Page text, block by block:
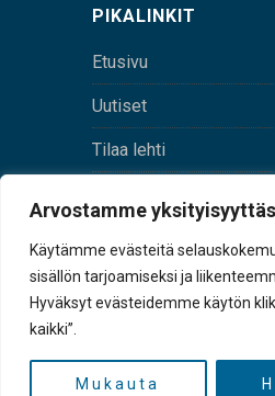
Arvostamme
Käytämme evästeitä
sisällön tarjoamiseksi ja
Hyväksyt evästeidemme käytön
kaikki”.
Mukauta
PIKALINKIT
Etusivu
Uutiset
Tilaa lehti
tunnus 0167229-8